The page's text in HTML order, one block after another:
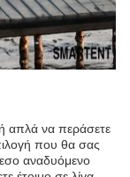
απλά να περάσετε
που θα σας
αναδυόμενο